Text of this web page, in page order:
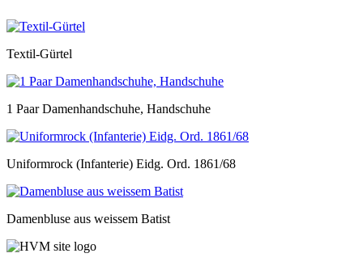
Textil-Gürtel
1 Paar Damenhandschuhe, Handschuhe
Uniformrock (Infanterie) Eidg. Ord. 1861/68
Damenbluse aus weissem Batist